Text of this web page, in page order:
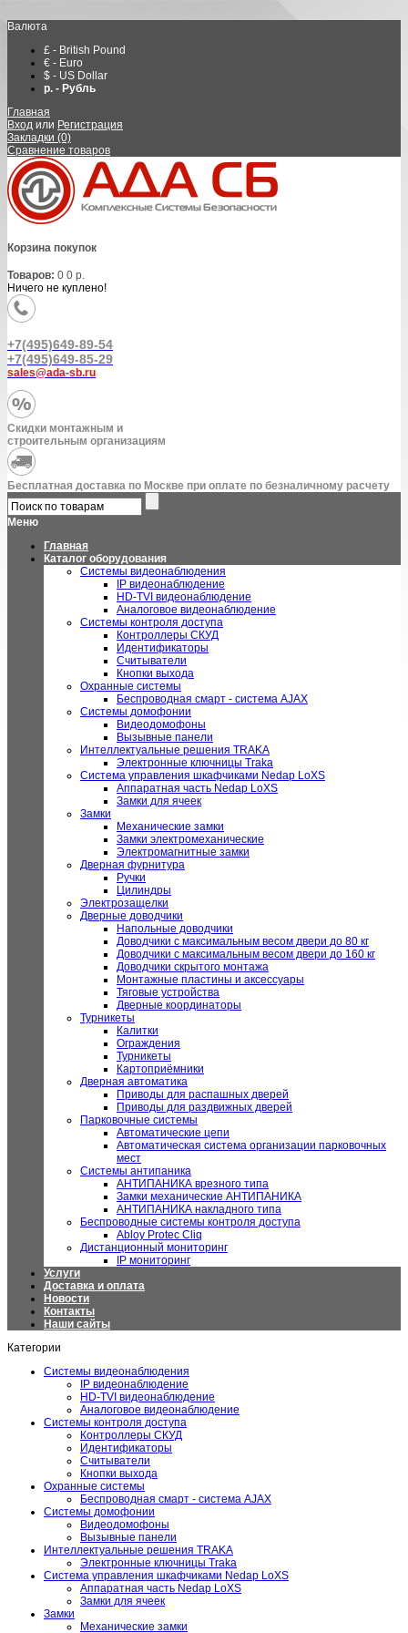
Валюта
£ - British Pound
€ - Euro
$ - US Dollar
р. - Рубль
Главная
Вход или Регистрация
Закладки (0)
Сравнение товаров
Корзина покупок
Товаров: 0 0 р.
Ничего не куплено!
+7(495)649-89-54
+7(495)649-85-29
sales@ada-sb.ru
Скидки монтажным и
строительным организациям
Бесплатная доставка по Москве при оплате по безналичному расчету
Меню
Главная
Каталог оборудования
Системы видеонаблюдения
IP видеонаблюдение
HD-TVI видеонаблюдение
Аналоговое видеонаблюдение
Системы контроля доступа
Контроллеры СКУД
Идентификаторы
Считыватели
Кнопки выхода
Охранные системы
Беспроводная смарт - система AJAX
Системы домофонии
Видеодомофоны
Вызывные панели
Интеллектуальные решения TRAKA
Электронные ключницы Traka
Система управления шкафчиками Nedap LoXS
Аппаратная часть Nedap LoXS
Замки для ячеек
Замки
Механические замки
Замки электромеханические
Электромагнитные замки
Дверная фурнитура
Ручки
Цилиндры
Электрозащелки
Дверные доводчики
Напольные доводчики
Доводчики с максимальным весом двери до 80 кг
Доводчики с максимальным весом двери до 160 кг
Доводчики скрытого монтажа
Монтажные пластины и аксессуары
Тяговые устройства
Дверные координаторы
Турникеты
Калитки
Ограждения
Турникеты
Картоприёмники
Дверная автоматика
Приводы для распашных дверей
Приводы для раздвижных дверей
Парковочные системы
Автоматические цепи
Автоматическая система организации парковочных
мест
Системы антипаника
АНТИПАНИКА врезного типа
Замки механические АНТИПАНИКА
АНТИПАНИКА накладного типа
Беспроводные системы контроля доступа
Abloy Protec Cliq
Дистанционный мониторинг
IP мониторинг
Услуги
Доставка и оплата
Новости
Контакты
Наши сайты
Категории
Системы видеонаблюдения
IP видеонаблюдение
HD-TVI видеонаблюдение
Аналоговое видеонаблюдение
Системы контроля доступа
Контроллеры СКУД
Идентификаторы
Считыватели
Кнопки выхода
Охранные системы
Беспроводная смарт - система AJAX
Системы домофонии
Видеодомофоны
Вызывные панели
Интеллектуальные решения TRAKA
Электронные ключницы Traka
Система управления шкафчиками Nedap LoXS
Аппаратная часть Nedap LoXS
Замки для ячеек
Замки
Механические замки